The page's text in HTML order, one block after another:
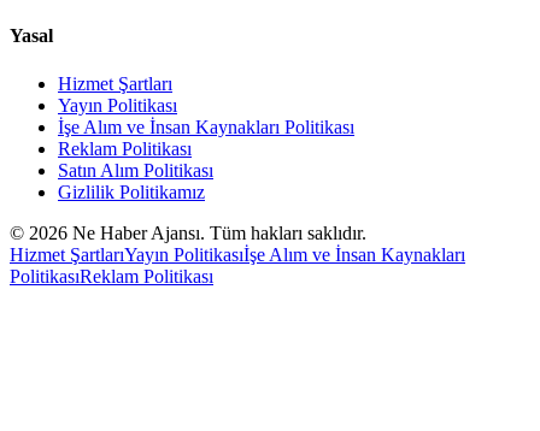
Yasal
Hizmet Şartları
Yayın Politikası
İşe Alım ve İnsan Kaynakları Politikası
Reklam Politikası
Satın Alım Politikası
Gizlilik Politikamız
© 2026 Ne Haber Ajansı. Tüm hakları saklıdır.
Hizmet ŞartlarıYayın Politikasıİşe Alım ve İnsan Kaynakları
PolitikasıReklam Politikası